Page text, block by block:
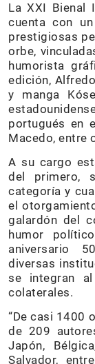
La XXI Bienal
cuenta con
prestigiosas
orbe,
humorista
edición,
y manga
portugués en
Macedo, entre
A su cargo
del primero,
categoría y
el
galardón del
humor
aniversario
diversas
se integran
colaterales.
“De casi 1400
de 209
Japón,
Salvador,